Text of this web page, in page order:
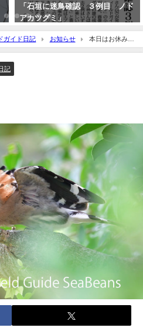
「石垣に迷鳥確認 ３例目 ノド
アカツグミ」
ガイド日記 お知らせ
本日はお休みで
記